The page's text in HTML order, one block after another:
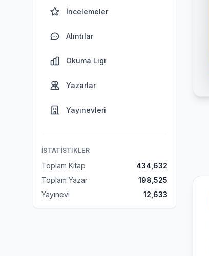
İncelemeler
Alıntılar
Okuma Ligi
Yazarlar
Yayınevleri
İSTATISTIKLER
Toplam Kitap
434,632
Toplam Yazar
198,525
Yayınevi
12,633